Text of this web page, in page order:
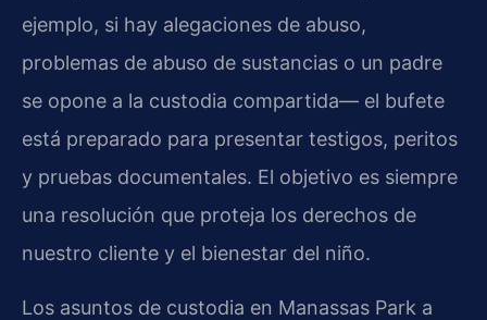
ejemplo, si hay alegaciones de abuso,
problemas de abuso de sustancias o un padre
se opone a la custodia compartida— el bufete
está preparado para presentar testigos, peritos
y pruebas documentales. El objetivo es siempre
una resolución que proteja los derechos de
nuestro cliente y el bienestar del niño.
Los asuntos de custodia en Manassas Park a